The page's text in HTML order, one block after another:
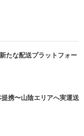
たな配送プラットフォー
携〜山陰エリアへ実運送